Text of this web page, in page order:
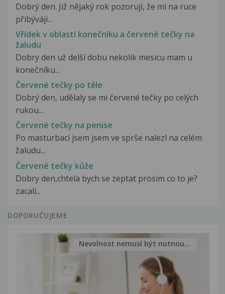
Dobrý den. Již nějaký rok pozoruji, že mi na ruce
přibýváji...
Vřídek v oblasti konečníku a červené tečky na
žaludu
Dobry den už delší dobu nekolik mesicu mam u
konečníku...
Červené tečky po těle
Dobrý den, udělaly se mi červené tečky po celých
rukou...
Červené tečky na penise
Po masturbaci jsem jsem ve sprše nalezl na celém
žaludu...
Červené tečky kůže
Dobry den,chtela bych se zeptat prosim co to je?
zacali...
DOPORUČUJEME
Nevolnost nemusí být nutnou...